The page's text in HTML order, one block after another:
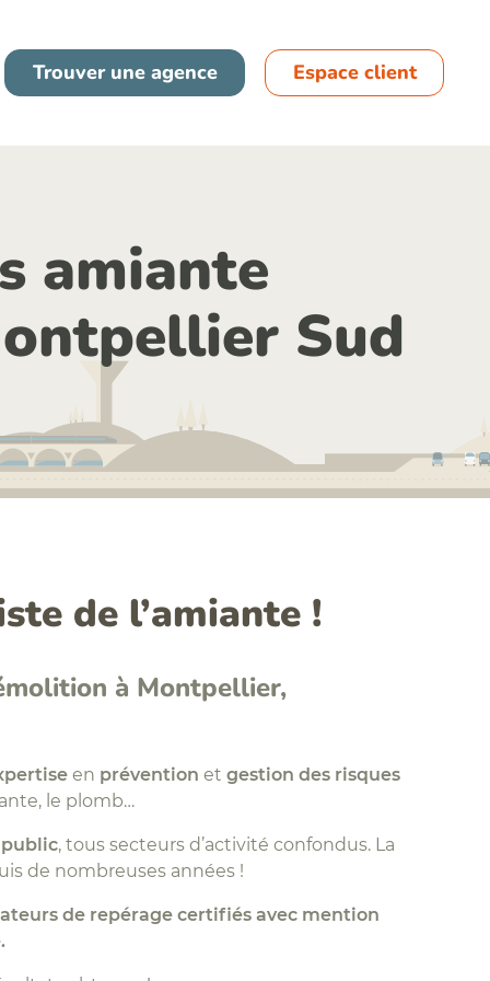
Trouver une agence
France
Espagne
Espace client
amiante
Sud
de l’amiante !
à Montpellier,
en prévention et gestion des risques
le plomb…
, tous secteurs d’activité confondus. La
de nombreuses années !
de repérage certifiésavec mention